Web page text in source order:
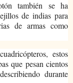
también se ha
de indias para
de armas como
estos
que pesan cientos
durante